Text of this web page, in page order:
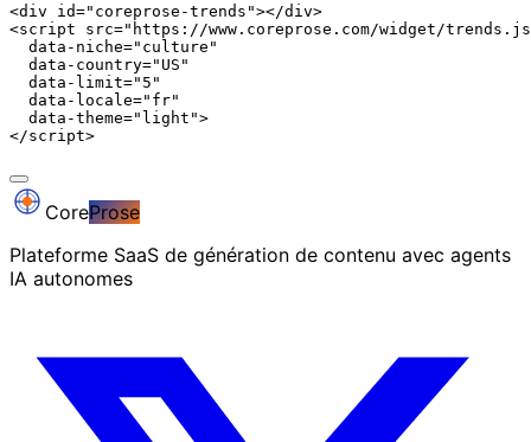
<div id="coreprose-trends"></div>
<script src="https://www.coreprose.com/widget/
  data-niche="culture"
  data-country="US"
  data-limit="5"
  data-locale="fr"
  data-theme="light">
</script>
CoreProse
Plateforme SaaS de génération de contenu avec agents
IA autonomes